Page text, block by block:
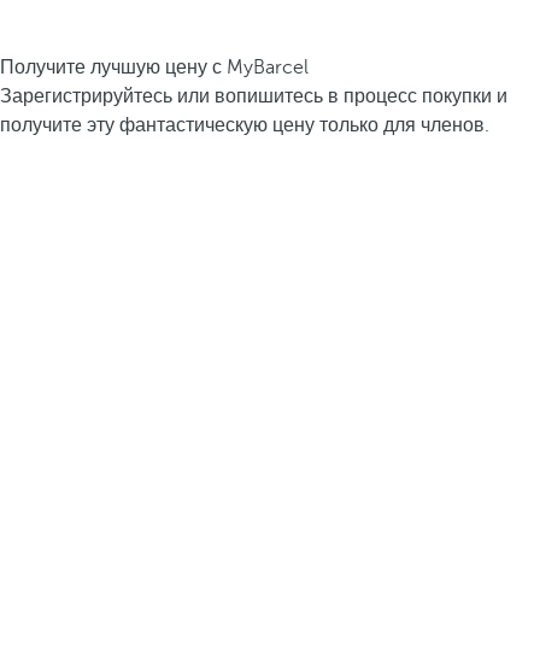
Получите лучшую цену с MyBarcel
Зарегистрируйтесь или вопишитесь в процесс покупки и
получите эту фантастическую цену только для членов.